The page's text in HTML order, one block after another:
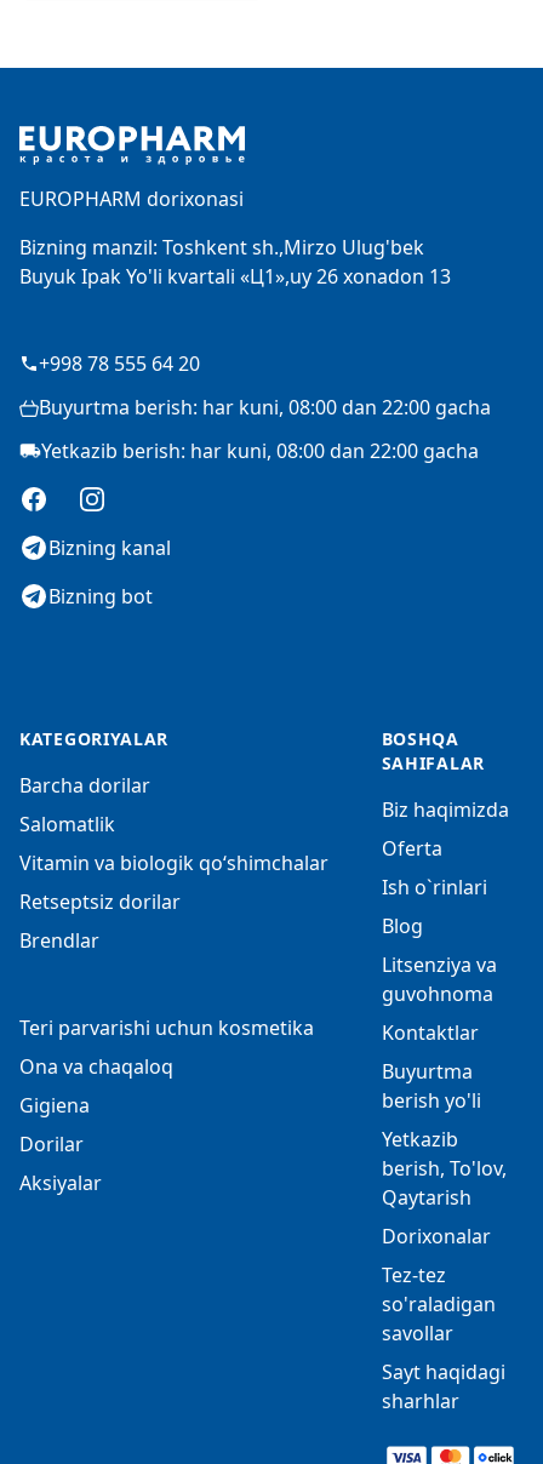
EUROPHARM dorixonasi
Bizning manzil: Toshkent sh.,Mirzo Ulug'bek
Buyuk Ipak Yo'li kvartali «Ц1»,uy 26 xonadon 13
+998 78 555 64 20
Buyurtma berish: har kuni, 08:00 dan 22:00 gacha
Yetkazib berish: har kuni, 08:00 dan 22:00 gacha
FacebookInstagram
Bizning kanal
Bizning bot
KATEGORIYALAR
Barcha dorilar
Salomatlik
Vitamin va biologik qo‘shimchalar
Retseptsiz dorilar
Brendlar
Teri parvarishi uchun kosmetika
Ona va chaqaloq
Gigiena
Dorilar
Aksiyalar
BOSHQA
SAHIFALAR
Biz haqimizda
Oferta
Ish o`rinlari
Blog
Litsenziya va
guvohnoma
Kontaktlar
Buyurtma
berish yo'li
Yetkazib
berish, To'lov,
Qaytarish
Dorixonalar
Tez-tez
so'raladigan
savollar
Sayt haqidagi
sharhlar